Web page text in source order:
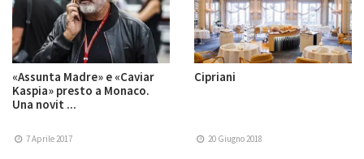
«Assunta Madre» e «Caviar
Kaspia» presto a Monaco.
Una novit ...
7 Aprile 2017
Cipriani
20 Giugno 2018